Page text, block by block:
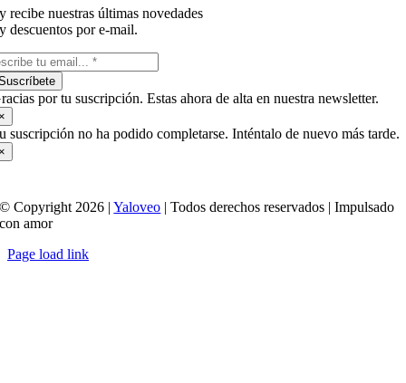
y recibe nuestras últimas novedades
y descuentos por e-mail.
por tu suscripción. Estas ahora de alta en nuestra newsletter.
suscripción no ha podido completarse. Inténtalo de nuevo más tarde.
© Copyright 2026 |Yaloveo | Todos derechos reservados | Impulsado
con amor
Page load link